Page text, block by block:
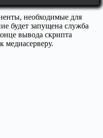
необходимые для
будет запущена служба
вывода скрипта
медиасерверу.